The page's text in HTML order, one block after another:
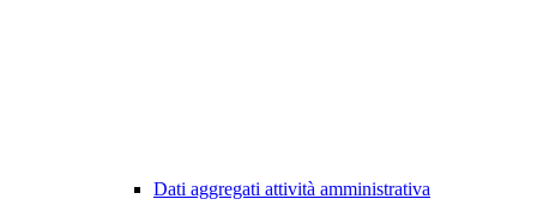
Dati aggregati attività amministrativa